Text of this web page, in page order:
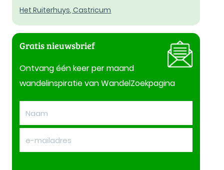
Het Ruiterhuys, Castricum
Gratis nieuwsbrief
Ontvang één keer per maand
wandelinspiratie van WandelZoekpagina